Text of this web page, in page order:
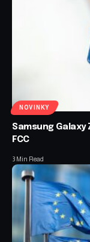
NOVINKY
Samsung
FCC
3 Min Read